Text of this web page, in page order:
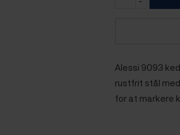
Alessi 9093
rustfrit stål
for at markere